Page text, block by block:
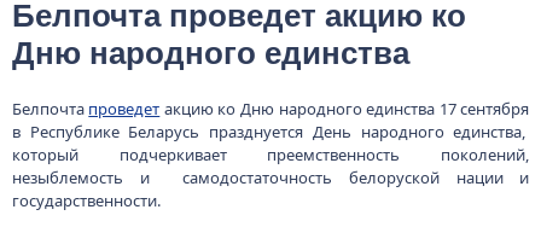
Белпочта проведет акцию ко
Дню народного единства
Белпочта проведет акцию ко Дню народного единства 17 сентября
в Республике Беларусь празднуется День народного единства,
который подчеркивает преемственность поколений,
незыблемость и самодостаточность белоруской нации и
государственности.